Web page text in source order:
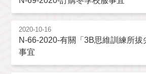
2020-10-16
N-66-2020-有關「3B思維訓練所拔
事宜